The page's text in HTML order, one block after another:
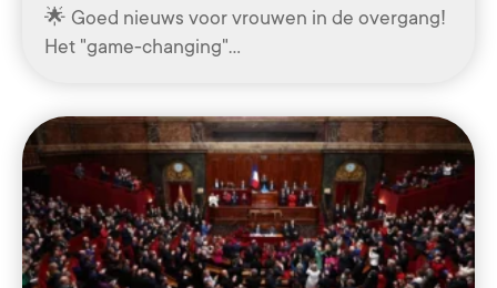
🌟 Goed nieuws voor vrouwen in de overgang!
Het "game-changing"…